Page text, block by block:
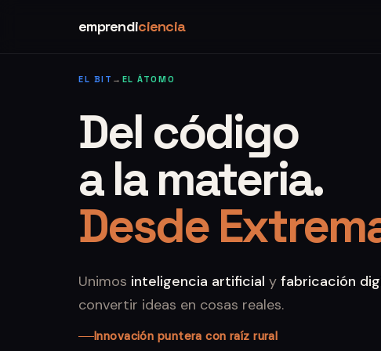
emprendiciencia
EL BIT → EL ÁTOMO
Del código
a la materia.
Desde
Unimos inteligencia artificial y fabricación
convertir ideas en cosas reales.
Innovación puntera con raíz rural